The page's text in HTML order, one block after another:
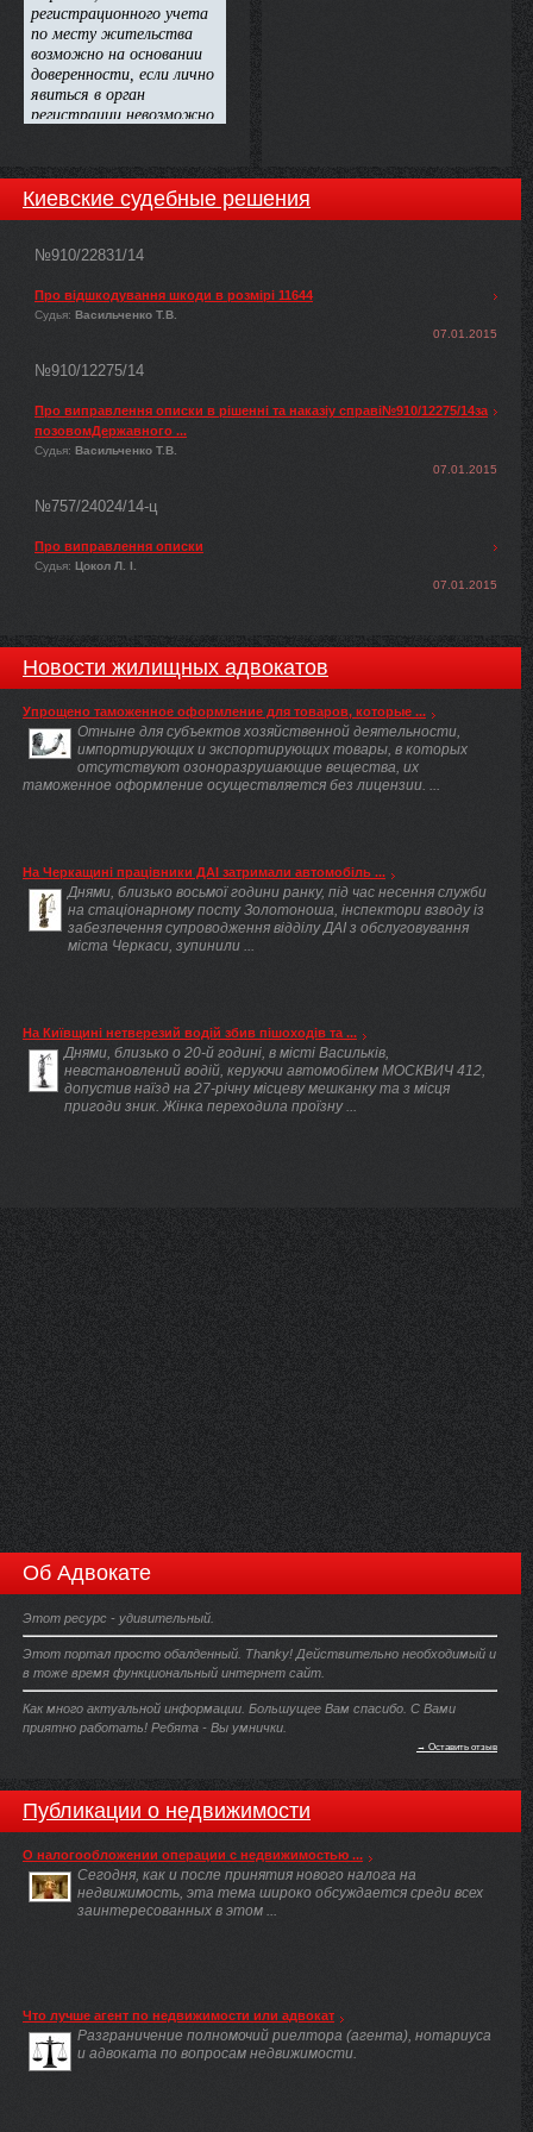
Національна комісія, що
здійснює державне
регулювання у сфері
енергетики, ПОСТАНОВЛЯЄ:
Киевские судебные решения
№910/22831/14
Про відшкодування шкоди в розмірі 11644
Судья: Васильченко Т.В.
07.01.2015
№910/12275/14
Про виправлення описки в рішенні та наказіу справі№910/12275/14за
позовомДержавного ...
Судья: Васильченко Т.В.
07.01.2015
№757/24024/14-ц
Про виправлення описки
Судья: Цокол Л. І.
07.01.2015
Новости жилищных адвокатов
Упрощено таможенное оформление для товаров, которые ...
Отныне для субъектов хозяйственной деятельности,
импортирующих и экспортирующих товары, в которых
отсутствуют озоноразрушающие вещества, их
таможенное оформление осуществляется без лицензии. ...
На Черкащині працівники ДАІ затримали автомобіль ...
Днями, близько восьмої години ранку, під час несення служби
на стаціонарному посту Золотоноша, інспектори взводу із
забезпечення супроводження відділу ДАІ з обслуговування
міста Черкаси, зупинили ...
На Київщині нетверезий водій збив пішоходів та ...
Днями, близько о 20-й годині, в місті Васильків,
невстановлений водій, керуючи автомобілем МОСКВИЧ 412,
допустив наїзд на 27-річну місцеву мешканку та з місця
пригоди зник. Жінка переходила проїзну ...
Об Адвокате
Этот ресурс - удивительный.
Этот портал просто обалденный. Thanky! Действительно необходимый и
в тоже время функциональный интернет сайт.
Как много актуальной информации. Большущее Вам спасибо. С Вами
приятно работать! Ребята - Вы умнички.
→ Оставить отзыв
Публикации о недвижимости
О налогообложении операции с недвижимостью ...
Сегодня, как и после принятия нового налога на
недвижимость, эта тема широко обсуждается среди всех
заинтересованных в этом ...
Что лучше агент по недвижимости или адвокат
Разграничение полномочий риелтора (агента), нотариуса
и адвоката по вопросам недвижимости.